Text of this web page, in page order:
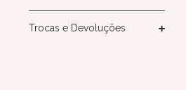
Trocas e Devoluções